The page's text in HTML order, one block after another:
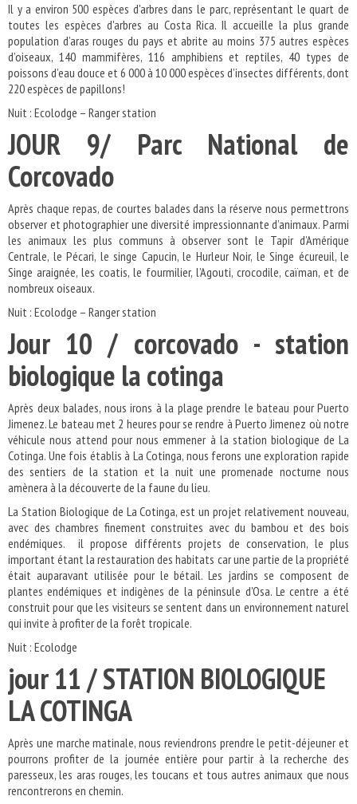
Il y a environ 500 espèces d'arbres dans le parc, représentant le quart de
toutes les espèces d'arbres au Costa Rica. Il accueille la plus grande
population d’aras rouges du pays et abrite au moins 375 autres espèces
d’oiseaux, 140 mammifères, 116 amphibiens et reptiles, 40 types de
poissons d’eau douce et 6 000 à 10 000 espèces d’insectes différents, dont
220 espèces de papillons!
Nuit : Ecolodge – Ranger station
JOUR 9/ Parc National de
Corcovado
Après chaque repas, de courtes balades dans la réserve nous permettrons
observer et photographier une diversité impressionnante d’animaux. Parmi
les animaux les plus communs à observer sont le Tapir d’Amérique
Centrale, le Pécari, le singe Capucin, le Hurleur Noir, le Singe écureuil, le
Singe araignée, les coatis, le fourmilier, l’Agouti, crocodile, caïman, et de
nombreux oiseaux.
Nuit : Ecolodge – Ranger station
Jour 10 / corcovado - station
biologique la cotinga
Après deux balades, nous irons à la plage prendre le bateau pour Puerto
Jimenez. Le bateau met 2 heures pour se rendre à Puerto Jimenez où notre
véhicule nous attend pour nous emmener à la station biologique de La
Cotinga. Une fois établis à La Cotinga, nous ferons une exploration rapide
des sentiers de la station et la nuit une promenade nocturne nous
amènera à la découverte de la faune du lieu.
La Station Biologique de La Cotinga, est un projet relativement nouveau,
avec des chambres finement construites avec du bambou et des bois
endémiques. il propose différents projets de conservation, le plus
important étant la restauration des habitats car une partie de la propriété
était auparavant utilisée pour le bétail. Les jardins se composent de
plantes endémiques et indigènes de la péninsule d'Osa. Le centre a été
construit pour que les visiteurs se sentent dans un environnement naturel
qui invite à profiter de la forêt tropicale.
Nuit : Ecolodge
jour 11 / STATION BIOLOGIQUE
LA COTINGA
Après une marche matinale, nous reviendrons prendre le petit-déjeuner et
pourrons profiter de la journée entière pour partir à la recherche des
paresseux, les aras rouges, les toucans et tous autres animaux que nous
rencontrerons en chemin.